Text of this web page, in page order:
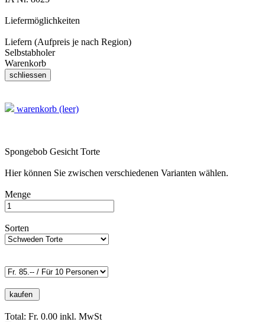
Liefermöglichkeiten
Liefern (Aufpreis je nach Region)
Selbstabholer
Warenkorb
warenkorb (leer)
Spongebob Gesicht Torte
Hier können Sie zwischen verschiedenen Varianten wählen.
Menge
Sorten
Total: Fr. 0.00 inkl. MwSt